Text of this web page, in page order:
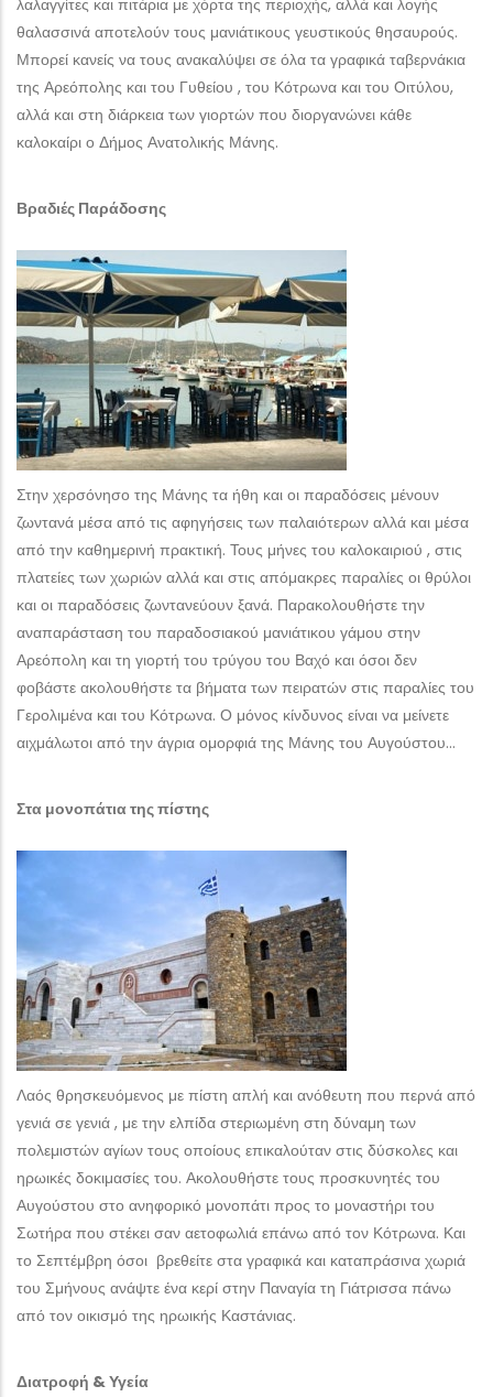
λαλαγγίτες και πιτάρια με χόρτα της περιοχής, αλλά και λογής
θαλασσινά αποτελούν τους μανιάτικους γευστικούς θησαυρούς.
Μπορεί κανείς να τους ανακαλύψει σε όλα τα γραφικά ταβερνάκια
της Αρεόπολης και του Γυθείου , του Κότρωνα και του Οιτύλου,
αλλά και στη διάρκεια των γιορτών που διοργανώνει κάθε
καλοκαίρι ο Δήμος Ανατολικής Μάνης.
Βραδιές Παράδοσης
Στην χερσόνησο της Μάνης τα ήθη και οι παραδόσεις μένουν
ζωντανά μέσα από τις αφηγήσεις των παλαιότερων αλλά και μέσα
από την καθημερινή πρακτική. Τους μήνες του καλοκαιριού , στις
πλατείες των χωριών αλλά και στις απόμακρες παραλίες οι θρύλοι
και οι παραδόσεις ζωντανεύουν ξανά. Παρακολουθήστε την
αναπαράσταση του παραδοσιακού μανιάτικου γάμου στην
Αρεόπολη και τη γιορτή του τρύγου του Βαχό και όσοι δεν
φοβάστε ακολουθήστε τα βήματα των πειρατών στις παραλίες του
Γερολιμένα και του Κότρωνα. Ο μόνος κίνδυνος είναι να μείνετε
αιχμάλωτοι από την άγρια ομορφιά της Μάνης του Αυγούστου…
Στα μονοπάτια της πίστης
Λαός θρησκευόμενος με πίστη απλή και ανόθευτη που περνά από
γενιά σε γενιά , με την ελπίδα στεριωμένη στη δύναμη των
πολεμιστών αγίων τους οποίους επικαλούταν στις δύσκολες και
ηρωικές δοκιμασίες του. Ακολουθήστε τους προσκυνητές του
Αυγούστου στο ανηφορικό μονοπάτι προς το μοναστήρι του
Σωτήρα που στέκει σαν αετοφωλιά επάνω από τον Κότρωνα. Και
το Σεπτέμβρη όσοι βρεθείτε στα γραφικά και καταπράσινα χωριά
του Σμήνους ανάψτε ένα κερί στην Παναγία τη Γιάτρισσα πάνω
από τον οικισμό της ηρωικής Καστάνιας.
Διατροφή & Υγεία